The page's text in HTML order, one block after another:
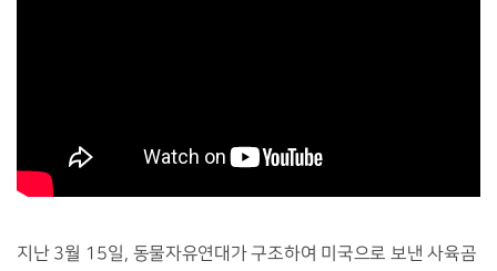
지난 3월 15일, 동물자유연대가 구조하여 미국으로 보낸 사육곰